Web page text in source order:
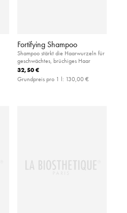
Fortifying Shampoo
Shampoo stärkt die Haarwurzeln für
geschwächtes, brüchiges Haar
32,50 €
Grundpreis pro 1 l: 130,00 €